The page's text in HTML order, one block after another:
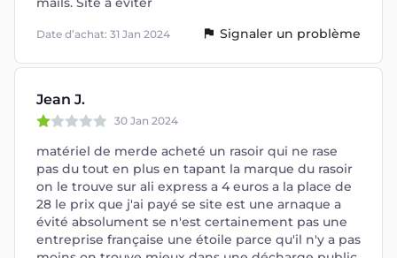
Date d’achat: 31 Jan 2024 Signaler un problème
Jean J.
30 Jan 2024
matériel de merde acheté un rasoir qui ne rase
pas du tout en plus en tapant la marque du rasoir
on le trouve sur ali express a 4 euros a la place de
28 le prix que j'ai payé se site est une arnaque a
évité absolument se n'est certainement pas une
entreprise française une étoile parce qu'il n'y a pas